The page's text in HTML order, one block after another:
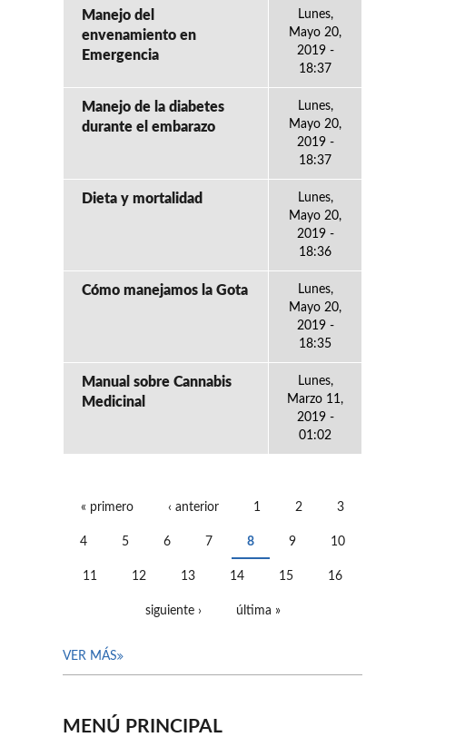
Manejo del
envenamiento en
Emergencia
Lunes,
Mayo 20,
2019 -
18:37
Manejo de la diabetes
durante el embarazo
Lunes,
Mayo 20,
2019 -
18:37
Dieta y mortalidad
Lunes,
Mayo 20,
2019 -
18:36
Cómo manejamos la Gota
Lunes,
Mayo 20,
2019 -
18:35
Manual sobre Cannabis
Medicinal
Lunes,
Marzo 11,
2019 -
01:02
« primero ‹ anterior 1 2 3
4 5 6 7 8 9 10
11 12 13 14 15 16
siguiente › última »
VER MÁS
MENÚ PRINCIPAL